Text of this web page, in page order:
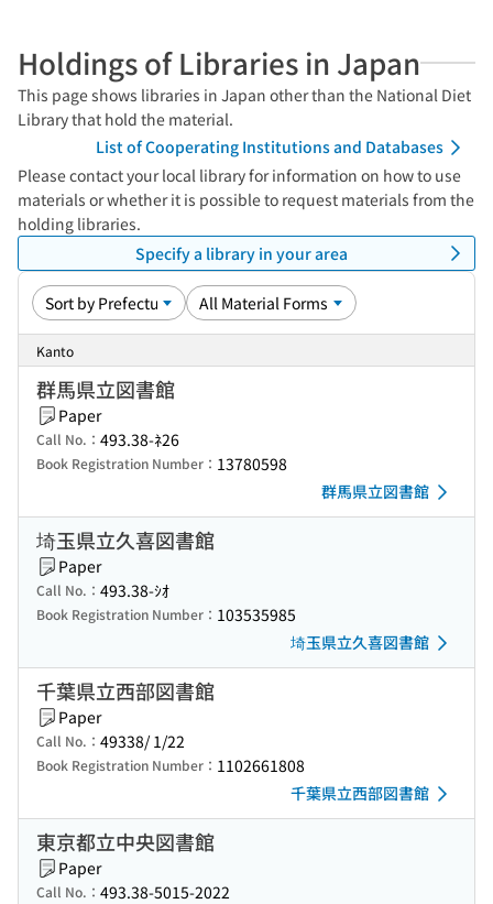
Holdings of Libraries in Japan
This page shows libraries in Japan other than the National Diet
Library that hold the material.
List of Cooperating Institutions and Databases
Please contact your local library for information on how to use
materials or whether it is possible to request materials from the
holding libraries.
Specify a library in your area
Kanto
群馬県立図書館
Paper
Call No.： 493.38-ﾈ26
Book Registration Number： 13780598
群馬県立図書館
埼玉県立久喜図書館
Paper
Call No.： 493.38-ｼｵ
Book Registration Number： 103535985
埼玉県立久喜図書館
千葉県立西部図書館
Paper
Call No.： 49338/ 1/22
Book Registration Number： 1102661808
千葉県立西部図書館
東京都立中央図書館
Paper
Call No.： 493.38-5015-2022